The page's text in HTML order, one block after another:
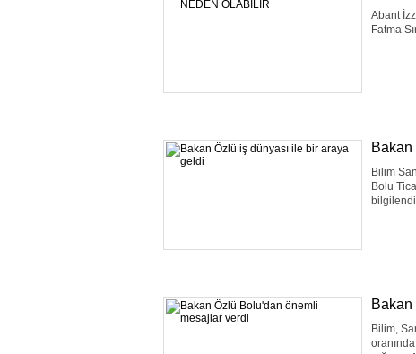
Abant
Fatma
Bakan
Bilim
Bolu
Bilim,